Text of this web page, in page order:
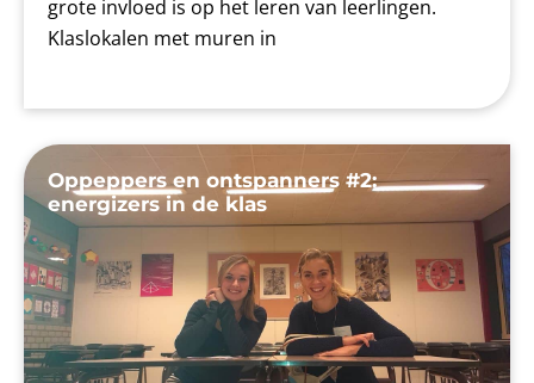
grote invloed is op het leren van leerlingen.
Klaslokalen met muren in
Oppeppers en ontspanners #2:
energizers in de klas